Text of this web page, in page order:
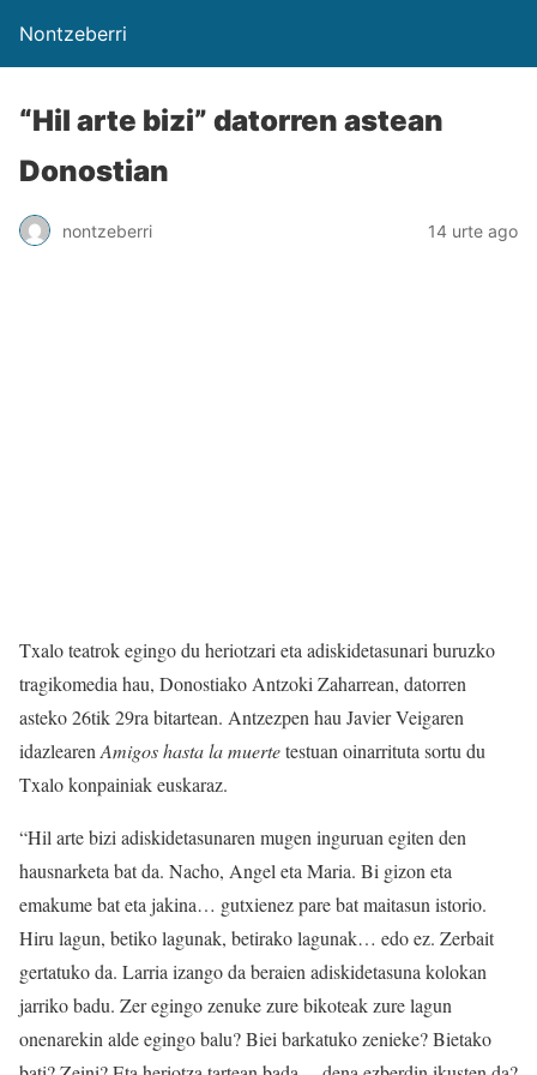
Nontzeberri
“Hil arte bizi” datorren astean
Donostian
nontzeberri 14 urte ago
Txalo teatrok egingo du heriotzari eta adiskidetasunari buruzko
tragikomedia hau, Donostiako Antzoki Zaharrean, datorren
asteko 26tik 29ra bitartean. Antzezpen hau Javier Veigaren
idazlearen Amigos hasta la muertetestuan oinarrituta sortu du
Txalo konpainiak euskaraz.
“Hil arte bizi adiskidetasunaren mugen inguruan egiten den
hausnarketa bat da. Nacho, Angel eta Maria. Bi gizon eta
emakume bat eta jakina… gutxienez pare bat maitasun istorio.
Hiru lagun, betiko lagunak, betirako lagunak… edo ez. Zerbait
gertatuko da. Larria izango da beraien adiskidetasuna kolokan
jarriko badu. Zer egingo zenuke zure bikoteak zure lagun
onenarekin alde egingo balu? Biei barkatuko zenieke? Bietako